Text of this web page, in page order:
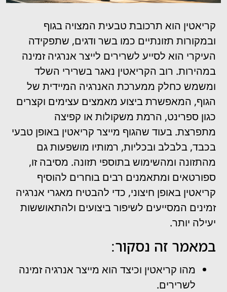
קריאטין הוא תרכובת טבעית המצויה בגוף
ובמקורות תזונתיים כמו בשר ודגים, שתפקידה
העיקרי הוא לסייע לשרירים לייצר אנרגיה זמינה
במהירות. רוב הקריאטין נאגר בשרירי השלד
ומשמש כחלק ממערכת האנרגיה המיידית של
הגוף, המאפשרת ביצוע מאמצים עצימים וקצרים
כגון ספרינט, הרמת משקולות או קפיצה
מתפרצת. בעוד שהגוף מייצר קריאטין באופן טבעי
בכבד, בלבלב ובכליות, רמותיו מושפעות גם
מהתזונה ומהשימוש בתוספי תזונה. מסיבה זו,
ספורטאים ומתאמנים רבים בוחרים להוסיף
קריאטין באופן חיצוני, כדי להבטיח מאגרי אנרגיה
זמינים המסייעים לשיפור ביצועים ולהתאוששות
יעילה יותר.
במאמר זה נסקור:
מהו קריאטין וכיצד הוא מייצר אנרגיה זמינה
לשרירים.